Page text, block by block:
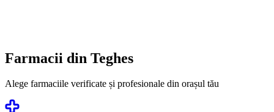
Farmacii din Teghes
Alege farmaciile verificate și profesionale din orașul tău